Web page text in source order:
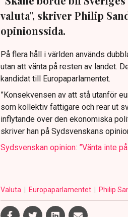
valuta”, skriver Philip
opinionssida.
På flera håll i världen används
utan att vänta på resten av landet.
kandidat till Europaparlamentet.
”Konsekvensen av att stå utanför
som kollektiv fattigare och rear ut
inflytande över den ekonomiska
skriver han på Sydsvenskans
Sydsvenskan opinion: ”Vänta inte
Valuta Europaparlamentet Philip